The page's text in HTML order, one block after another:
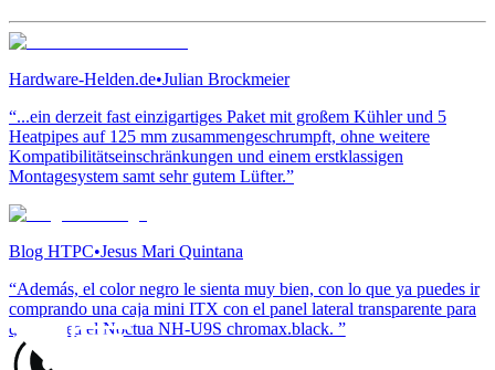
Hardware-Helden.de•Julian Brockmeier
“...ein derzeit fast einzigartiges Paket mit großem Kühler und 5
Heatpipes auf 125 mm zusammengeschrumpft, ohne weitere
Kompatibilitätseinschränkungen und einem erstklassigen
Montagesystem samt sehr gutem Lüfter.”
Blog HTPC•Jesus Mari Quintana
“Además, el color negro le sienta muy bien, con lo que ya puedes ir
comprando una caja mini ITX con el panel lateral transparente para
que se vea el Noctua NH-U9S chromax.black. ”